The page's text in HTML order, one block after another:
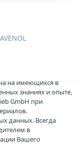
на имеющихся в
знаниях и опыте,
GmbH при
данных. Всегда
в
Вашего